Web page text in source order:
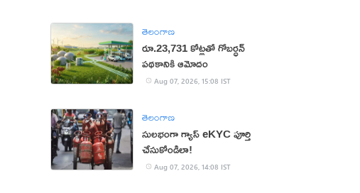
తెలంగాణ
రూ.23,731 కోట్లతో గోబర్ధన్
పథకానికి ఆమోదం
Aug 07, 2026, 15:08 IST
తెలంగాణ
సులభంగా గ్యాస్ eKYC పూర్తి
చేసుకోండిలా!
Aug 07, 2026, 14:08 IST